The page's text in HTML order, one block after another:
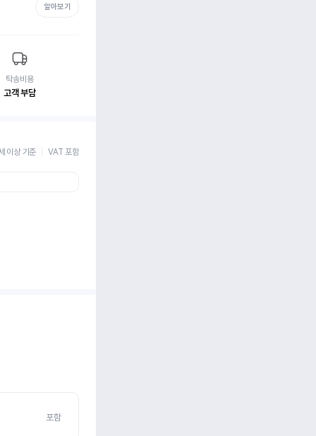
알아보기
탁송비용
고객 부담
이상 기준 VAT 포함
포함